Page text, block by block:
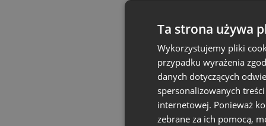
Ta strona używa
Wykorzystujemy pliki
przypadku wyrażenia
danych dotyczących
spersonalizowanych
internetowej. Ponieważ
zebrane za ich pomocą,